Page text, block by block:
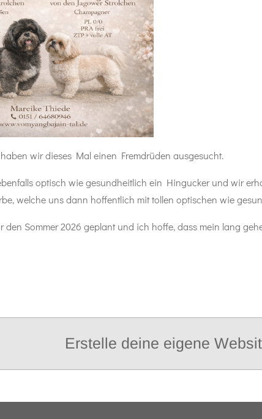
haben wir dieses Mal einen Fremdrüden ausgesucht.
optisch wie gesundheitlich ein Hingucker und wir
welche uns dann hoffentlich mit tollen optischen wie
den Sommer 2026 geplant und ich hoffe, dass mein lang
Erstelle deine eigene